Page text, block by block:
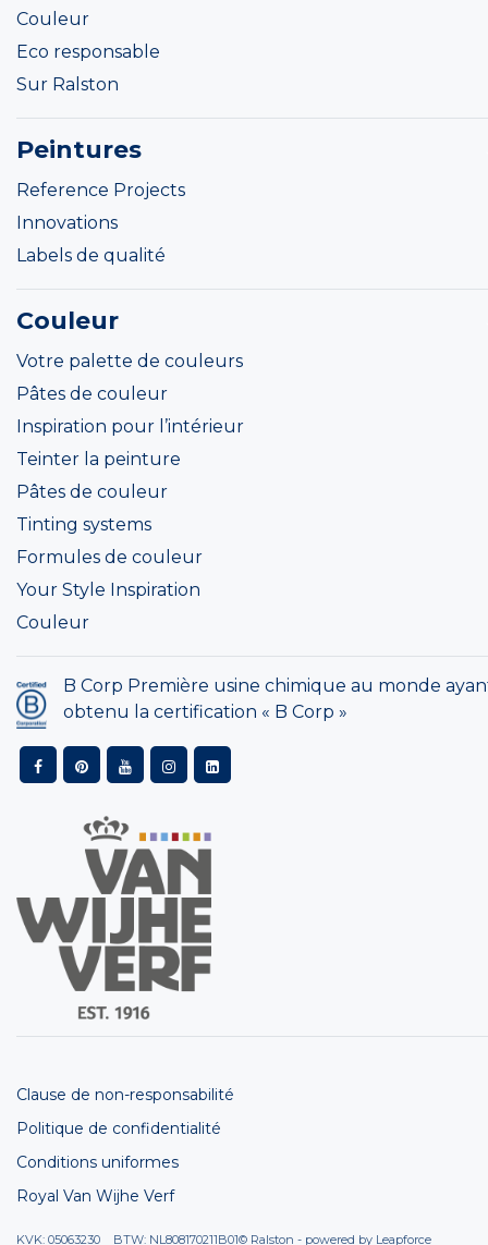
Couleur
Eco responsable
Sur Ralston
Peintures
Reference Projects
Innovations
Labels de qualité
Couleur
Votre palette de couleurs
Pâtes de couleur
Inspiration pour l’intérieur
Teinter la peinture
Pâtes de couleur
Tinting systems
Formules de couleur
Your Style Inspiration
Couleur
B Corp Première usine chimique au monde
obtenu la certification « B Corp »
Clause de non-responsabilité
Politique de confidentialité
Conditions uniformes
Royal Van Wijhe Verf
KVK: 05063230 BTW: NL808170211B01© Ralston - powered by Leapforce